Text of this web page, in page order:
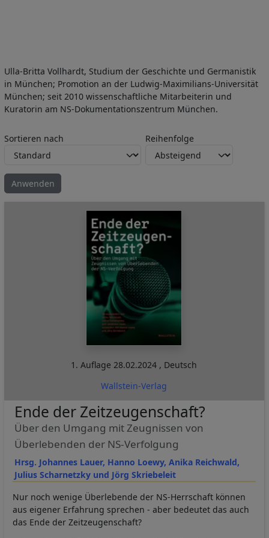
Ulla-Britta Vollhardt, Studium der Geschichte und Germanistik
in München; Promotion an der Ludwig-Maximilians-Universität
München; seit 2010 wissenschaftliche Mitarbeiterin und
Kuratorin am NS-Dokumentationszentrum München.
Sortieren nach Reihenfolge
1. Auflage 28.02.2024 , Deutsch
Wallstein-Verlag
Hrsg. Johannes Lauer, Hanno Loewy, Anika Reichwald,
Julius Scharnetzky und Jörg Skriebeleit
Ende der Zeitzeugenschaft?
Über den Umgang mit Zeugnissen von
Überlebenden der NS-Verfolgung
Nur noch wenige Überlebende der NS-Herrschaft können
aus eigener Erfahrung sprechen - aber bedeutet das auch
das Ende der Zeitzeugenschaft?